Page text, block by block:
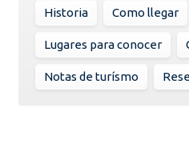
Historia Como llegar
Lugares para conocer
Notas de turísmo